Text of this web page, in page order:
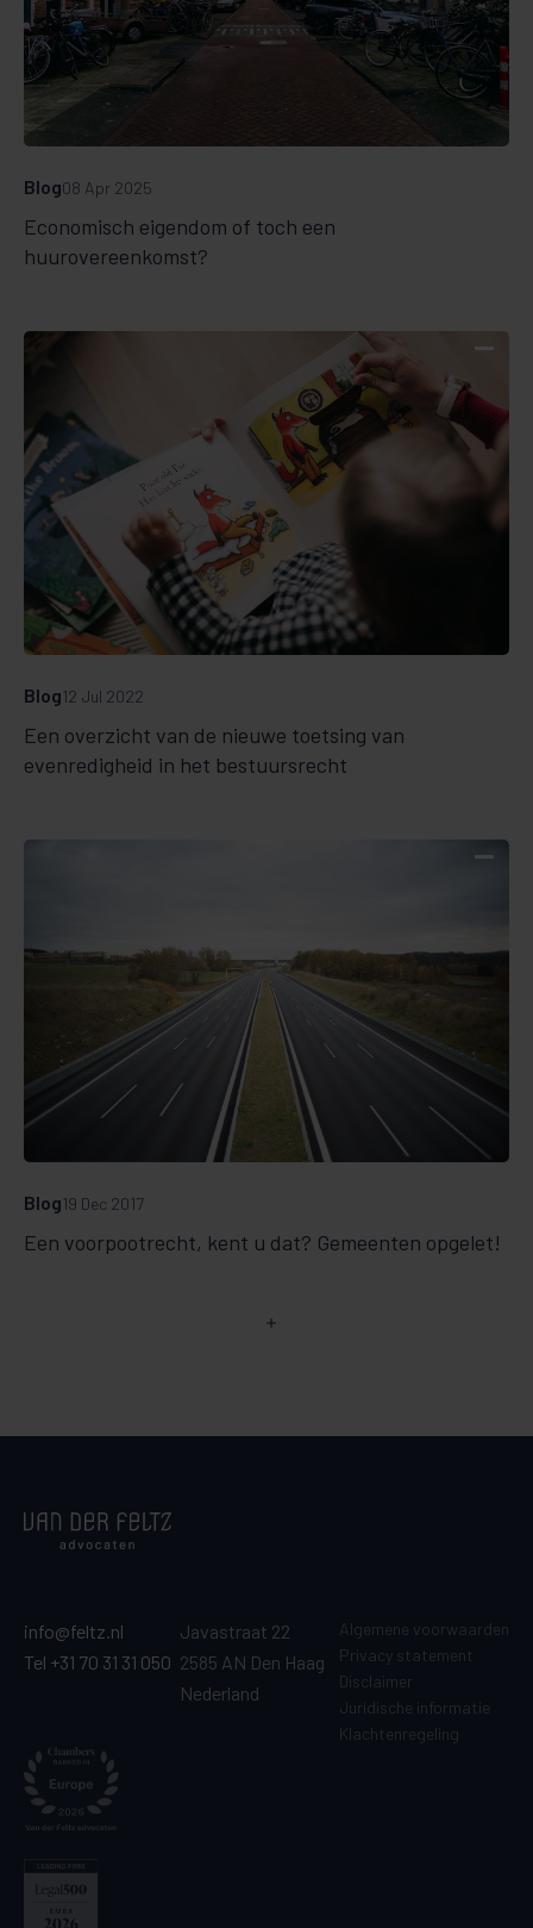
Economisch eigendom of toch een
huurovereenkomst?
Blog08 Apr 2025
Een overzicht van de nieuwe toetsing van
evenredigheid in het bestuursrecht
Blog12 Jul 2022
Een voorpootrecht, kent u dat? Gemeenten opgelet!
Blog19 Dec 2017
info@feltz.nl
Tel +31 70 31 31 050
Javastraat 22
2585 AN Den Haag
Nederland
Algemene voorwaarden
Privacy statement
Disclaimer
Juridische informatie
Klachtenregeling